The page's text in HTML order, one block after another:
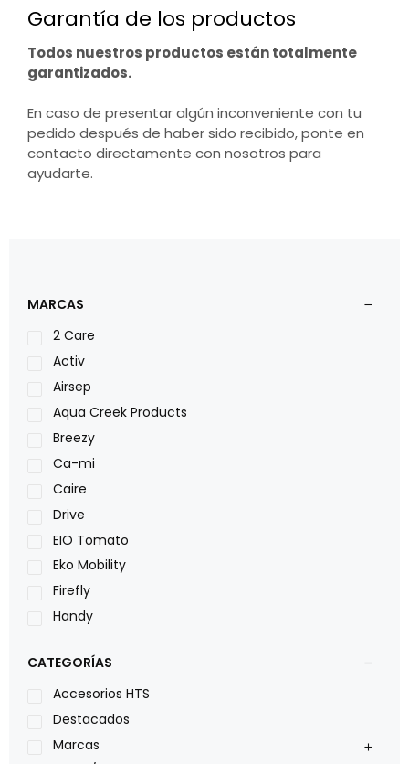
Garantía de los productos
Todos nuestros productos están totalmente
garantizados.
En caso de presentar algún inconveniente con tu
pedido después de haber sido recibido, ponte en
contacto directamente con nosotros para
ayudarte.
MARCAS
2 Care
Activ
Airsep
Aqua Creek Products
Breezy
Ca-mi
Caire
Drive
EIO Tomato
Eko Mobility
Firefly
Handy
Leggero
Lumex
Medical Store
Nidek
CATEGORÍAS
Accesorios HTS
Destacados
Marcas